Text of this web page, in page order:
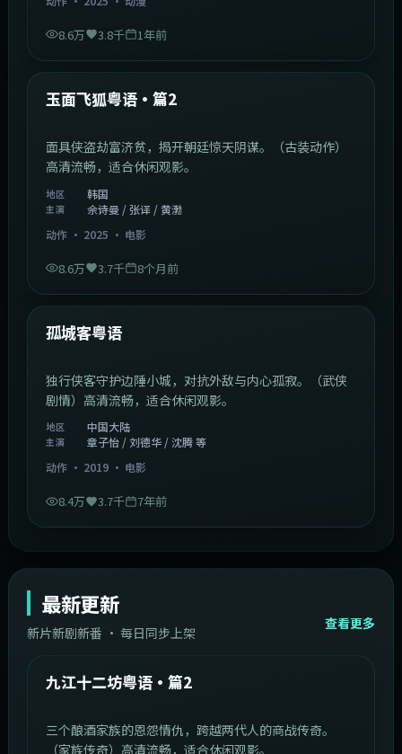
8.6万 3.8千 1年前
热门
玉面飞狐粤语·篇2
面具侠盗劫富济贫，揭开朝廷惊天阴谋。（古装动作）
高清流畅，适合休闲观影。
地区 韩国
主演
佘诗曼 / 张译 / 黄渤
动作· 2025 · 电影
8.6万 3.7千 8个月前
热门
孤城客粤语
独行侠客守护边陲小城，对抗外敌与内心孤寂。（武侠
剧情）高清流畅，适合休闲观影。
地区 中国大陆
主演
章子怡 / 刘德华 / 沈腾 等
动作· 2019· 电影
8.4万 3.7千 7年前
最新更新
新片新剧新番 · 每日同步上架
查看更多
最新
中国大陆 1:20:26
九江十二坊粤语·篇2
三个酿酒家族的恩怨情仇，跨越两代人的商战传奇。
（家族传奇）高清流畅，适合休闲观影。